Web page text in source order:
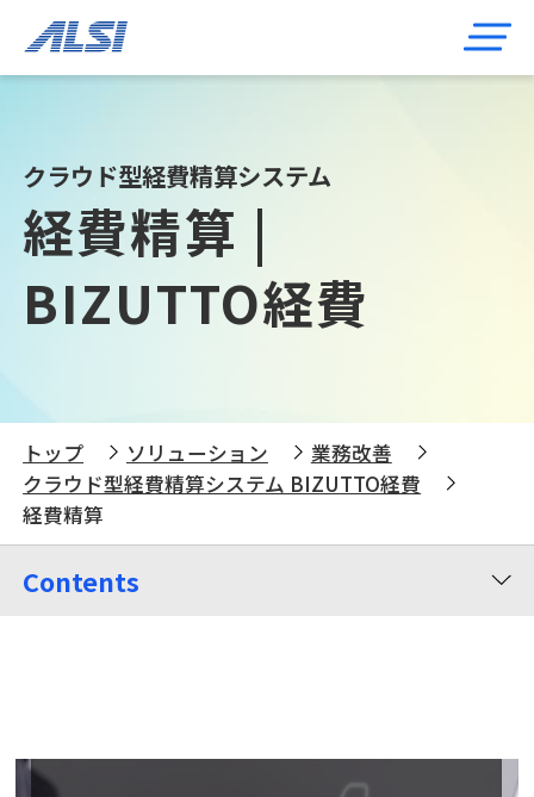
クラウド型経費精算システム
経費精算 |
BIZUTTO経費
トップ ソリューション
業務改善
クラウド型経費精算システム BIZUTTO経費
経費精算
Contents